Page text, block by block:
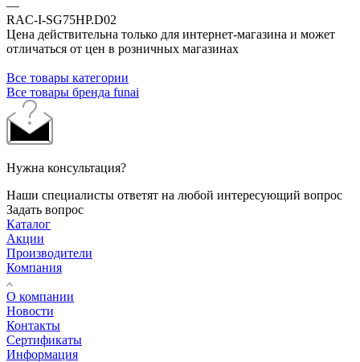
—
RAC-I-SG75HP.D02
Цена действительна только для интернет-магазина и может
отличаться от цен в розничных магазинах
Все товары категории
Все товары бренда funai
Нужна консультация?
Наши специалисты ответят на любой интересующий вопрос
Задать вопрос
Каталог
Акции
Производители
Компания
О компании
Новости
Контакты
Сертификаты
Информация